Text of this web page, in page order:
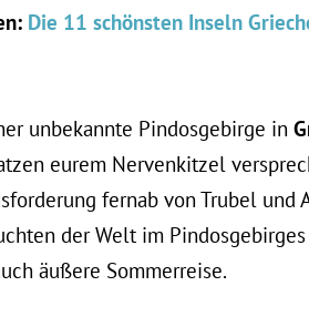
Die 11 schönsten Inseln
unbekannte Pindosgebirge in
eurem Nervenkitzel
fernab von Trubel und
der Welt im
äußere Sommerreise.